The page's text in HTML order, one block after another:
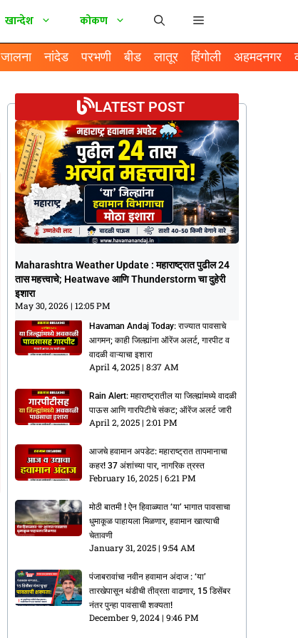
खान्देश कोकण
जालना नांदेड परभणी बीड लातूर हिंगोली अहमदनगर
LATEST POST
Maharashtra Weather Update : महाराष्ट्रात पुढील 24
तास महत्त्वाचे; Heatwave आणि Thunderstorm चा दुहेरी
इशारा
May 30, 2026 12:05 PM
महाराष्ट्रात पुढील 24 तास महत्त्वाचे; Heatwave
आणि Thunderstorm चा दुहेरी इशारा
Havaman Andaj Today: राज्यात पावसाचे
आगमन; काही जिल्ह्यांना ऑरेंज अलर्ट, गारपीट व
वादळी वाऱ्याचा इशारा
April 4, 2025 8:37 AM
Rain Alert: महाराष्ट्रातील या जिल्ह्यांमध्ये वादळी
पाऊस आणि गारपिटीचे संकट; ऑरेंज अलर्ट जारी
April 2, 2025 2:01 PM
आजचे हवामान अपडेट: महाराष्ट्रात तापमानाचा
कहर! 37 अंशांच्या पार, नागरिक त्रस्त
February 16, 2025 6:21 PM
मोठी बातमी ! ऐन हिवाळ्यात ‘या’ भागात पावसाचा
धुमाकूळ पाहायला मिळणार, हवामान खात्याची
चेतावणी
January 31, 2025 9:54 AM
पंजाबरावांचा नवीन हवामान अंदाज : ‘या’
तारखेपासून थंडीची तीव्रता वाढणार, 15 डिसेंबर
नंतर पुन्हा पावसाची शक्यता!
December 9, 2024 9:46 PM